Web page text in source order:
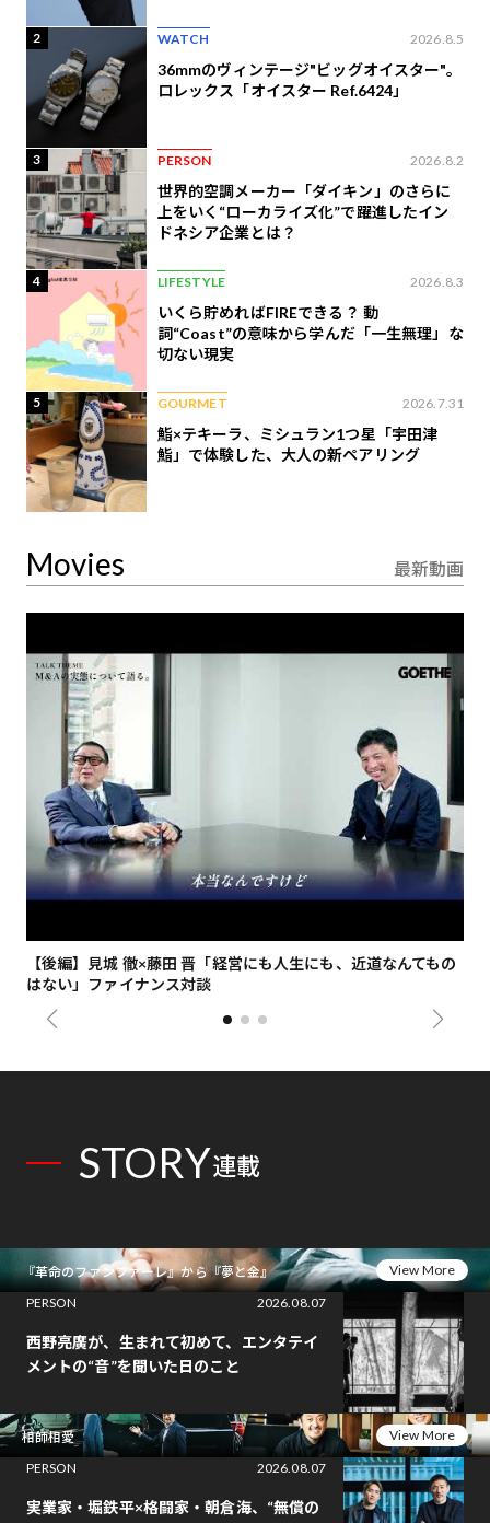
2 WATCH 2026.8.5
36mmのヴィンテージ"ビッグオイスター"。
ロレックス「オイスター Ref.6424」
3 PERSON 2026.8.2
世界的空調メーカー「ダイキン」のさらに
上をいく“ローカライズ化”で躍進したイン
ドネシア企業とは？
4 LIFESTYLE 2026.8.3
いくら貯めればFIREできる？ 動
詞“Coast”の意味から学んだ「一生無理」な
切ない現実
5 GOURMET 2026.7.31
鮨×テキーラ、ミシュラン1つ星「宇田津
鮨」で体験した、大人の新ペアリング
Movies 最新動画
【後編】見城 徹×藤田 晋「経営にも人生にも、近道なんてもの
はない」ファイナンス対談
STORY連載
『革命のファンファーレ』から『夢と金』
View More
PERSON
2026.08.07
西野亮廣が、生まれて初めて、エンタテイ
メントの“音”を聞いた日のこと
相師相愛
View More
PERSON
2026.08.07
実業家・堀鉄平×格闘家・朝倉海、“無償の